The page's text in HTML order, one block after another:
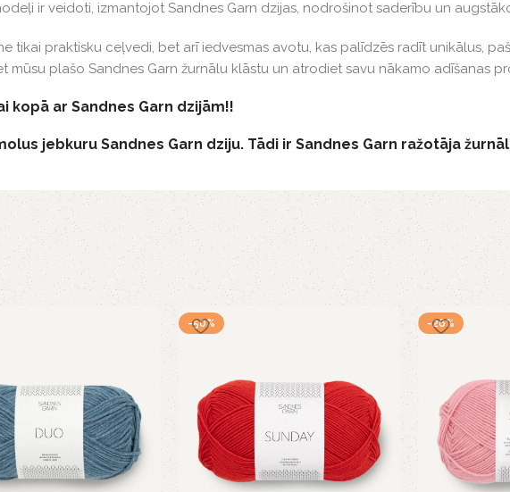
ir veidoti, izmantojot Sandnes Garn dzijas, nodrošinot saderību un
tikai praktisku ceļvedi, bet arī iedvesmas avotu, kas palīdzēs radīt unikālus,
mūsu plašo Sandnes Garn žurnālu klāstu un atrodiet savu nākamo adīšanas
kopā ar Sandnes Garn dzijām!!
jebkuru Sandnes Garn dziju. Tādi ir Sandnes Garn ražotāja
-50% -26%